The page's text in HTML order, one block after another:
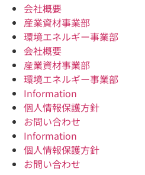
会社概要
産業資材事業部
環境エネルギー事業部
会社概要
産業資材事業部
環境エネルギー事業部
Information
個人情報保護方針
お問い合わせ
Information
個人情報保護方針
お問い合わせ